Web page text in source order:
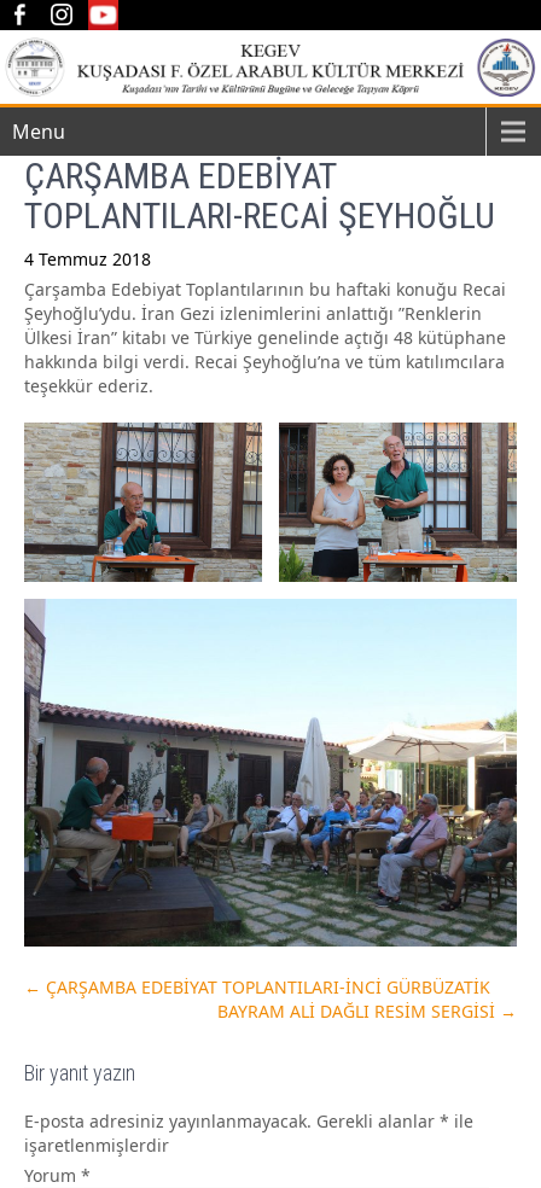
Menu
ÇARŞAMBA EDEBİYAT
TOPLANTILARI-RECAİ ŞEYHOĞLU
4 Temmuz 2018
Çarşamba Edebiyat Toplantılarının bu haftaki konuğu Recai
Şeyhoğlu’ydu. İran Gezi izlenimlerini anlattığı ”Renklerin
Ülkesi İran” kitabı ve Türkiye genelinde açtığı 48 kütüphane
hakkında bilgi verdi. Recai Şeyhoğlu’na ve tüm katılımcılara
teşekkür ederiz.
Post
navigation
← ÇARŞAMBA EDEBİYAT TOPLANTILARI-İNCİ GÜRBÜZATİK
BAYRAM ALİ DAĞLI RESİM SERGİSİ →
Bir yanıt yazın
E-posta adresiniz yayınlanmayacak. Gerekli alanlar * ile
işaretlenmişlerdir
Yorum *